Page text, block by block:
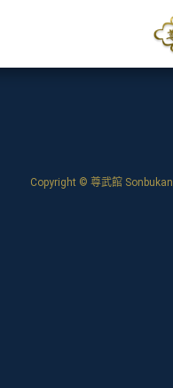
Copyright © 尊武館 Sonbukan